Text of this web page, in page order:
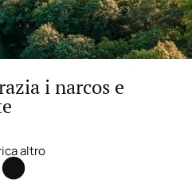
i narcos e
altro